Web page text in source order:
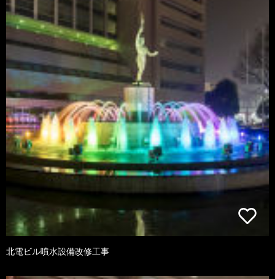
北電ビル噴水設備改修工事